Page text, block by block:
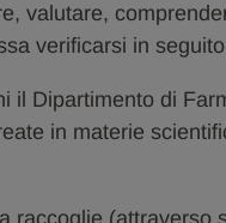
valutare,
verificarsi in
il Dipartimento di
in materie
raccoglie (attraverso